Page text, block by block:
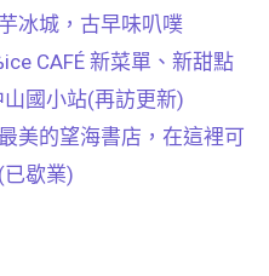
冰城，古早味叭噗
CAFÉ 新菜單、新甜點
國小站(再訪更新)
美的望海書店，在這裡可
歇業)